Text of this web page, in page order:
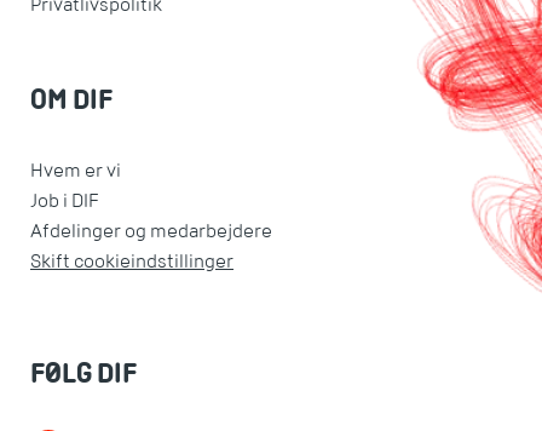
OM DIF
Hvem er vi
Job i DIF
Afdelinger og medarbejdere
Skift cookieindstillinger
FØLG DIF